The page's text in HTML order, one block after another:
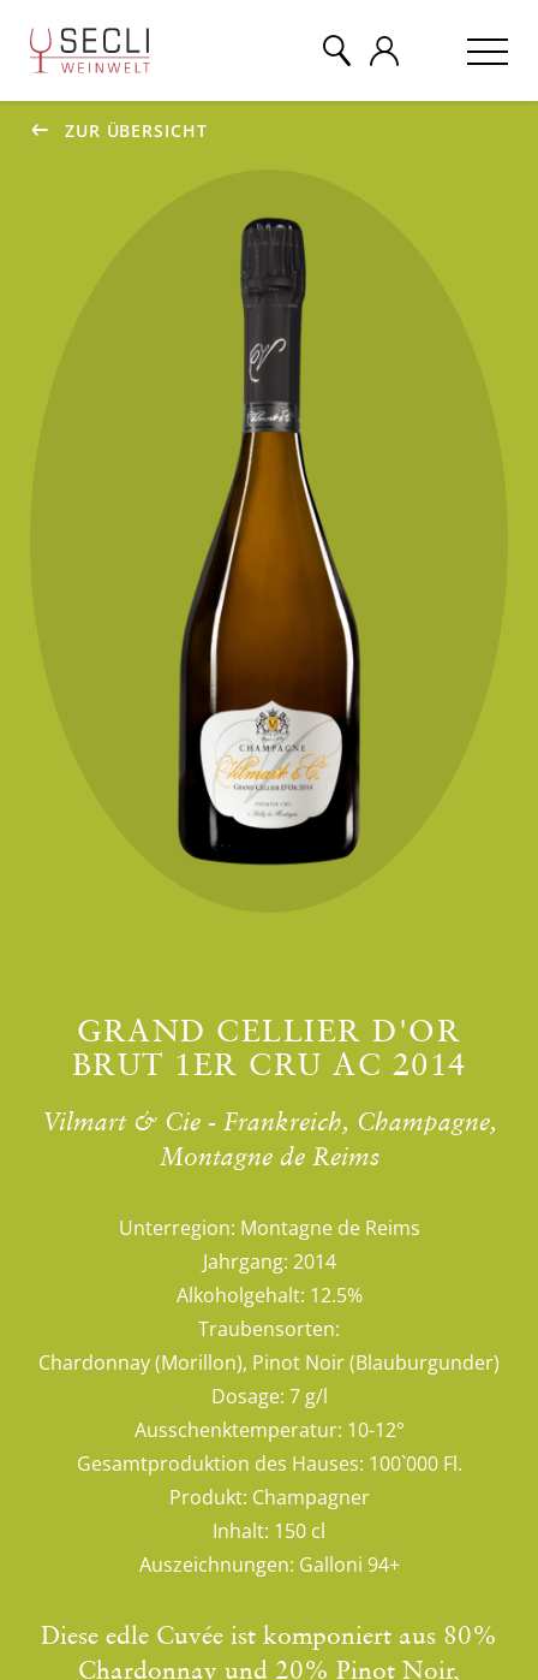
ZUR ÜBERSICHT
GRAND CELLIER D'OR
BRUT 1ER CRU AC 2014
Vilmart & Cie - Frankreich, Champagne,
Montagne de Reims
Unterregion: Montagne de Reims
Jahrgang: 2014
Alkoholgehalt: 12.5%
Traubensorten:
Chardonnay (Morillon), Pinot Noir (Blauburgunder)
Dosage: 7 g/l
Ausschenktemperatur: 10-12°
Gesamtproduktion des Hauses: 100`000 Fl.
Produkt: Champagner
Inhalt: 150 cl
Auszeichnungen: Galloni 94+
Diese edle Cuvée ist komponiert aus 80%
Chardonnay und 20% Pinot Noir,